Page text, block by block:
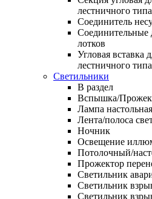
лестничного типа
Соединитель
Соединительные
лотков
Угловая вставка
лестничного типа
Светильники
В раздел
Вспышка/
Лампа настольная
Лента/полоса
Ночник
Освещение
Потолочный/
Прожектор
Светильник
Светильник
Светильник